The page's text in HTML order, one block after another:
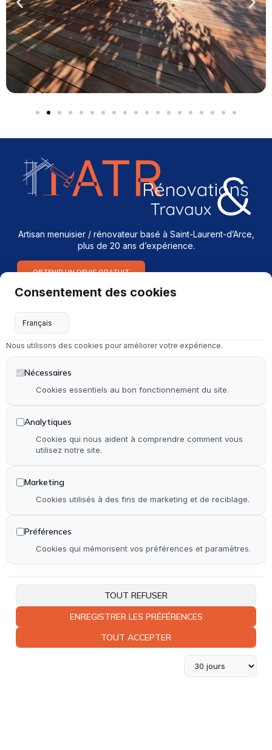
Artisan menuisier / rénovateur basé à Saint-Laurent-d’Arce,
plus de 20 ans d’expérience.
OBTENIR UN DEVIS GRATUIT
Services
Menuiserie intérieure & extérieure
Dépannage en serrurerie et vitrerie
Installation & rénovation de salle de bain
Installation & rénovation de cuisine
Pose de terrasse & contour de piscine en bois
Pose de parquet (stratifié, PVC et bois)
Autre
Accueil
Qui suis-je ?
Coordonnées
06 23 37 36 82
Rue de Coudoin 33240 Saint-Laurent-d'Arce
Consentement des cookies
Nous utilisons des cookies pour améliorer votre expérience.
Nécessaires
Cookies essentiels au bon fonctionnement du site.
Analytiques
Cookies qui nous aident à comprendre comment vous
utilisez notre site.
Marketing
Cookies utilisés à des fins de marketing et de reciblage.
Préférences
Cookies qui mémorisent vos préférences et paramètres.
TOUT REFUSER
ENREGISTRER LES PRÉFÉRENCES
TOUT ACCEPTER